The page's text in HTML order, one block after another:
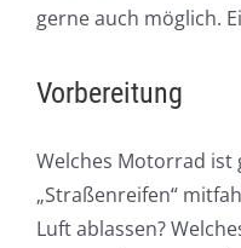
gerne auch möglich.
Vorbereitung
Welches Motorrad ist
„Straßenreifen“
Luft ablassen?